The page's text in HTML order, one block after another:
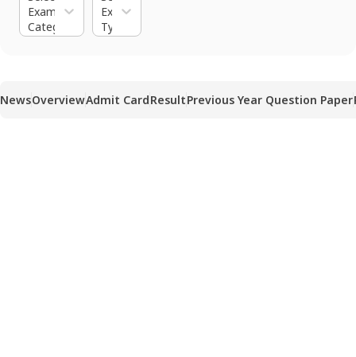
Exam
Category
Exam
Type
NewsOverviewAdmit CardResultPrevious Year Question Paper